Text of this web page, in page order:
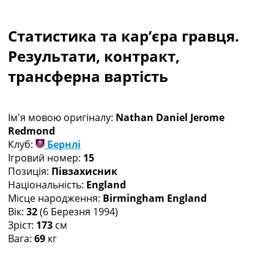
Чемпіонат Світу
Україна. Прем’єр-Ліга
Україна. Перша Ліга
Ліга Чемпіонів
Ще Турніри >>>
Таблиці
Чемпіонат Світу. Турнирні таблиці
Таблиця УПЛ
Перша Ліга
Таблиця АПЛ
Таблиця Ла Ліги
Таблиця Ліги Чемпіонів
Всі таблиці >>>
Рейтинги
Статистика та кар’єра гравця.
Результати, контракт,
трансферна вартість
Ім'я мовою оригіналу: Nathan Daniel Jerome
Redmond
Клуб:
Бернлі
Ігровий номер: 15
Позиція: Півзахисник
Національність: England
Місце народження: Birmingham England
Вік: 32(6 Березня 1994)
Зріст: 173 см
Вага: 69 кг